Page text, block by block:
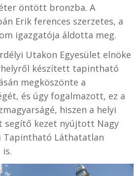
öntött bronzba. A
Erik ferences szerzetes, a
igazgatója áldotta meg.
Utakon Egyesület elnöke
készített tapintható
megköszönte a
és úgy fogalmazott, ez a
hiszen a helyi
segítő kezet nyújtott Nagy
Tapintható Láthatatlan
is.